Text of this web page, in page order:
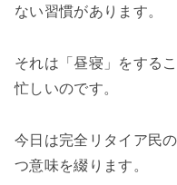
ない習慣があります。
それは「昼寝」をする
忙しいのです。
今日は完全リタイア民
つ意味を綴ります。